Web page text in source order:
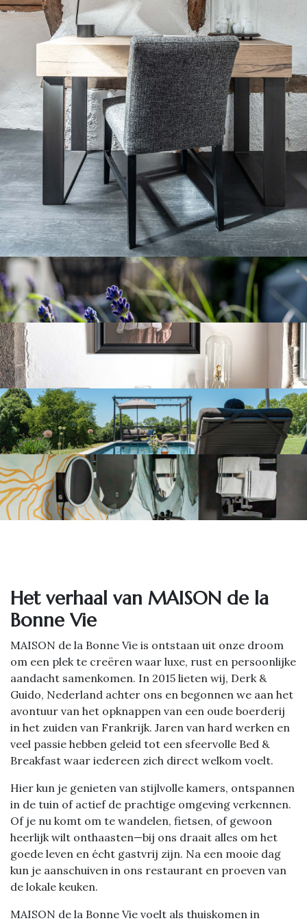
Het ve​rhaal van MAISON de la
Bonne Vie
MAISON de la Bonne Vie is ontstaan uit onze droom
om een plek te creëren waar luxe, rust en persoonlijke
aandacht samenkomen. In 2015 lieten wij, Derk &
Guido, Nederland achter ons en begonnen we aan het
avontuur van het opknappen van een oude boerderij
in het zuiden van Frankrijk. Jaren van hard werken en
veel passie hebben geleid tot een sfeervolle Bed &
Breakfast waar iedereen zich direct welkom voelt.
Hier kun je genieten van stijlvolle kamers, ontspannen
in de tuin of actief de prachtige omgeving verkennen.
Of je nu komt om te wandelen, fietsen, of gewoon
heerlijk wilt onthaasten—bij ons draait alles om het
goede leven en écht gastvrij zijn. Na een mooie dag
kun je aanschuiven in ons restaurant en proeven van
de lokale keuken.
MAISON de la Bonne Vie voelt als thuiskomen in